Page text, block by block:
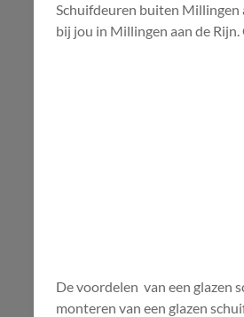
Schuifdeuren buiten Millingen
bij jou in Millingen aan de
De voordelen van een glazen
monteren van een glazen